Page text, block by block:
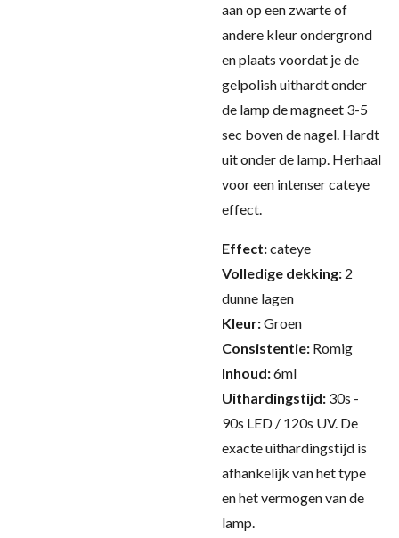
aan op een zwarte of
andere kleur ondergrond
en plaats voordat je de
gelpolish uithardt onder
de lamp de magneet 3-5
sec boven de nagel. Hardt
uit onder de lamp. Herhaal
voor een intenser cateye
effect.
Effect:cateye
Volledige dekking: 2
dunne lagen
Kleur:Groen
Consistentie: Romig
Inhoud:6ml
Uithardingstijd: 30s -
90s LED / 120s UV. De
exacte uithardingstijd is
afhankelijk van het type
en het vermogen van de
lamp.